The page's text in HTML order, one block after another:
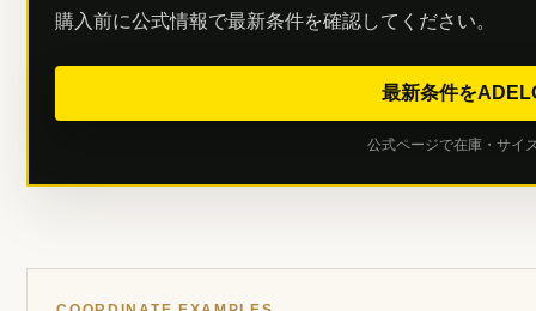
購入前に公式情報で最新条件を確認してください。
最新条件を
公式ページで在庫・サイ